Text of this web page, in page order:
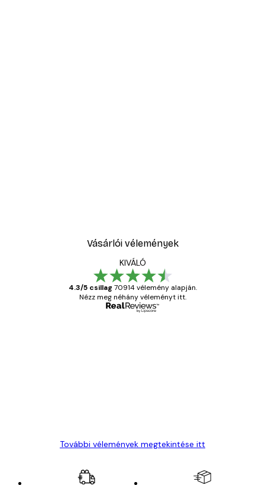
Vásárlói vélemények
KIVÁLÓ
4.3/5 csillag 70914 vélemény alapján.
Nézz meg néhány véleményt itt.
További vélemények megtekintése itt